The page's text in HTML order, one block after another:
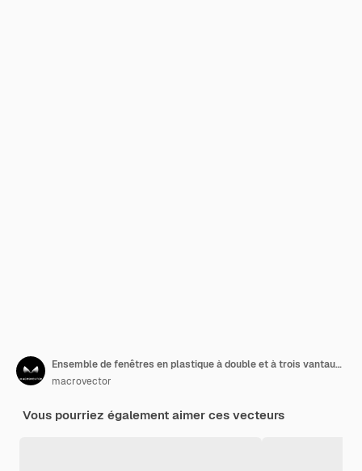
Ensemble de fenêtres en plastique à double et à trois vantaux à battants ouverts et fermés
macrovector
Vous pourriez également aimer ces vecteurs